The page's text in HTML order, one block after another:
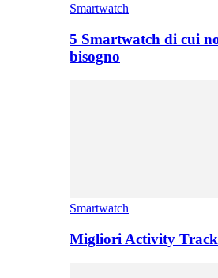
Smartwatch
5 Smartwatch di cui
bisogno
Smartwatch
Migliori Activity